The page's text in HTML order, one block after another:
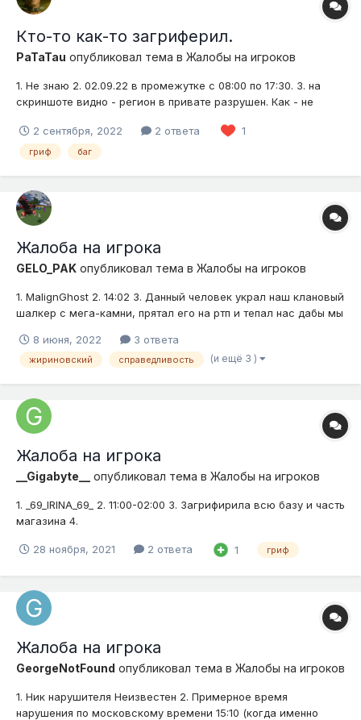
Кто-то как-то загриферил.
PaTaTau опубликовал тема в Жалобы на игроков
1. Не знаю 2. 02.09.22 в промежутке с 08:00 по 17:30. 3. на
скриншоте видно - регион в привате разрушен. Как - не
всё. Рядом сломаны блоки разрушителем, но сам приват
непонятно чем сломали. 4.
2 сентября, 2022 2 ответа 1
гриф баг
Жалоба на игрока
GELO_PAK опубликовал тема в Жалобы на игроков
1. MalignGhost 2. 14:02 3. Данный человек украл наш клановый
шалкер с мега-камни, прятал его на ртп и тепал нас дабы мы
что он его просто скинул у нас на хоме, но его досихпор не
было найдено. Скорее всего очисткой он был удален. Н...
8 июня, 2022 3 ответа
жириновский справедливость (и ещё 3 )
Жалоба на игрока
__Gigabyte__ опубликовал тема в Жалобы на игроков
1. _69_IRINA_69_ 2. 11:00-02:00 3. Загрифирила всю базу и часть
магазина 4.
28 ноября, 2021 2 ответа 1 гриф
Жалоба на игрока
GeorgeNotFound опубликовал тема в Жалобы на игроков
1. Ник нарушителя Неизвестен 2. Примерное время
нарушения по московскому времени 15:10 (когда именно